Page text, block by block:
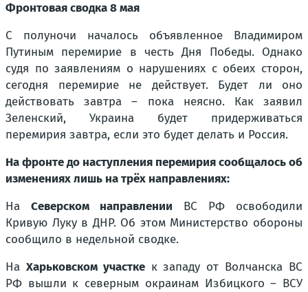
Фронтовая сводка 8 мая
С полуночи началось объявленное Владимиром
Путиным перемирие в честь Дня Победы. Однако
судя по заявлениям о нарушениях с обеих сторон,
сегодня перемирие не действует. Будет ли оно
действовать завтра – пока неясно. Как заявил
Зеленский, Украина будет придерживаться
перемирия завтра, если это будет делать и Россия.
На фронте до наступления перемирия сообщалось об
изменениях лишь на трёх направлениях:
На Северском направлении ВС РФ освободили
Кривую Луку в ДНР. Об этом Министерство обороны
сообщило в недельной сводке.
На Харьковском участкек западу от Волчанска ВС
РФ вышли к северным окраинам Избицкого – ВСУ